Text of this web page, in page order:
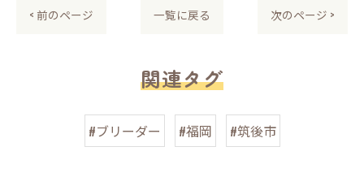
< 前のページ 一覧に戻る 次のページ >
関連タグ
#ブリーダー #福岡 #筑後市